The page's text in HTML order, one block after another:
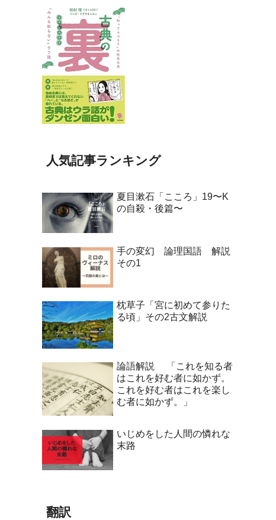
人気記事ランキング
夏目漱石「こころ」19〜K
の自殺・後篇〜
手の変幻 論理国語 解説
その1
枕草子「宮に初めて参りた
る頃」その2古文解説
論語解説 「これを知る者
はこれを好む者に如かず。
これを好む者はこれを楽し
む者に如かず。」
いじめをした人間の憐れな
末路
翻訳